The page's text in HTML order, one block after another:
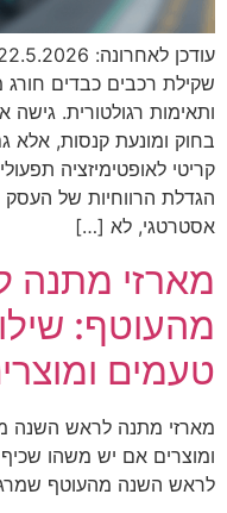
שקילת רכבים כבדים חורג
ותאימות רגולטורית.
בחוק ומונעת קנסות,
קריטי לאופטימיזציה
הגדלת הרווחיות של
אסטרטגי, לא […]
מארזי מתנה
מהעוטף:
טעמים
מארזי מתנה לראש השנה
ומוצרים אם יש משהו
לראש השנה מהעוטף